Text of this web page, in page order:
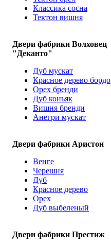
Классика сосна
Тектон вишня
Двери фабрики Волховец
"Деканто"
Дуб мускат
Красное дерево бордо
Орех бренди
Дуб коньяк
Вишня бренди
Анегри мускат
Двери фабрики Аристон
Венге
Черешня
Дуб
Красное дерево
Орех
Дуб выбеленый
Двери фабрики Престиж